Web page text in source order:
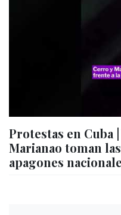
Protestas en Cuba
Marianao toman
apagones